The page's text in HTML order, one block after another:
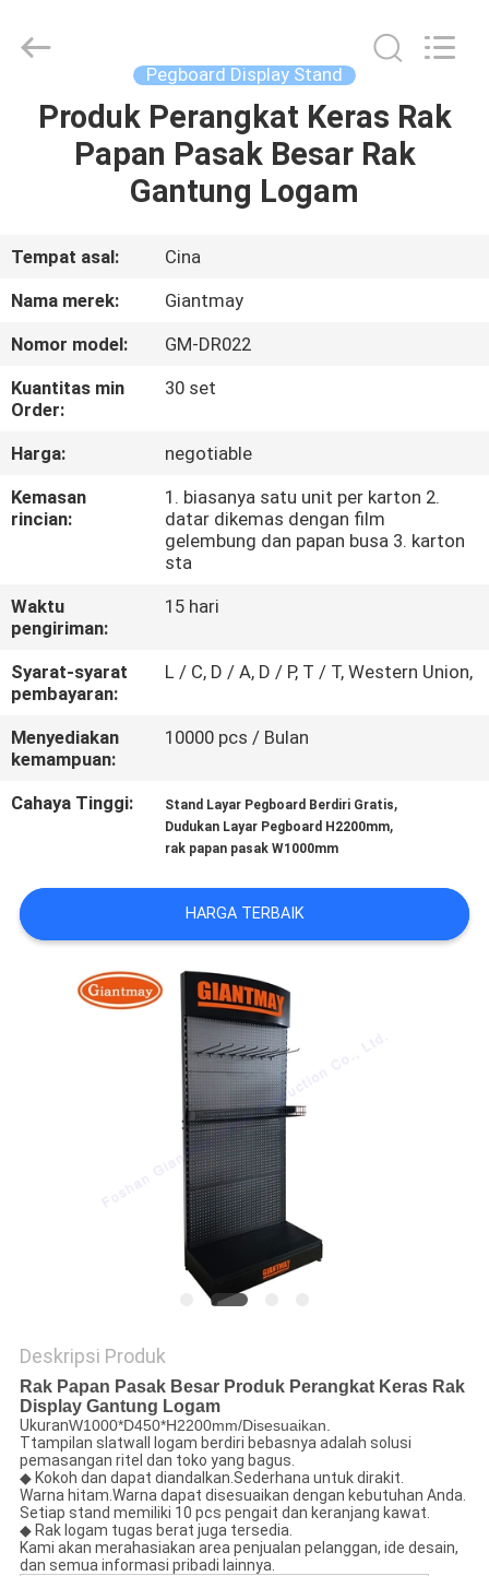
RUMAH
TENTANG
KAMI
TUR
PABRIK
KONTROL
KUALITAS
KAMI
BERITA
KASUS
SITEMAP
PRIVACY
POLICY
supplier.
Copyright
Pegboard Display Stand
Produk Perangkat Keras Rak
Papan Pasak Besar Rak
Gantung Logam
Tempat asal:
Cina
Nama merek:
Giantmay
Nomor model:
GM-DR022
Kuantitas min
Order:
30 set
Harga:
negotiable
Kemasan
rincian:
1. biasanya satu unit per karton 2.
datar dikemas dengan film
gelembung dan papan busa 3. karton
sta
Waktu
pengiriman:
15 hari
Syarat-syarat
pembayaran:
L / C, D / A, D / P, T / T, Western Union,
Menyediakan
kemampuan:
10000 pcs / Bulan
Cahaya Tinggi: Stand Layar Pegboard Berdiri Gratis,
Dudukan Layar Pegboard H2200mm,
rak papan pasak W1000mm
HARGA TERBAIK
Deskripsi Produk
Rak Papan Pasak Besar Produk Perangkat Keras Rak
Display Gantung Logam
UkuranW1000*D450*H2200mm/Disesuaikan.
Ttampilan slatwall logam berdiri bebasnya adalah solusi
pemasangan ritel dan toko yang bagus.
◆ Kokoh dan dapat diandalkan.Sederhana untuk dirakit.
Warna hitam.Warna dapat disesuaikan dengan kebutuhan Anda.
Setiap stand memiliki 10 pcs pengait dan keranjang kawat.
◆ Rak logam tugas berat juga tersedia.
Kami akan merahasiakan area penjualan pelanggan, ide desain,
dan semua informasi pribadi lainnya.